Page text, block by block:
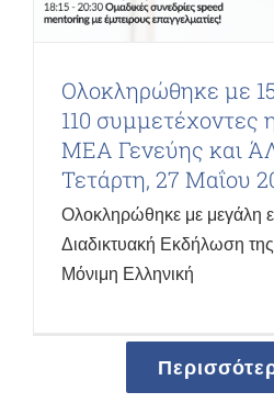
Ολοκληρώθηκε με
110 συμμετέχοντες
ΜΕΑ Γενεύης και
Τετάρτη, 27 Μαΐου
Ολοκληρώθηκε με μεγάλη
Διαδικτυακή Εκδήλωση
Μόνιμη Ελληνική